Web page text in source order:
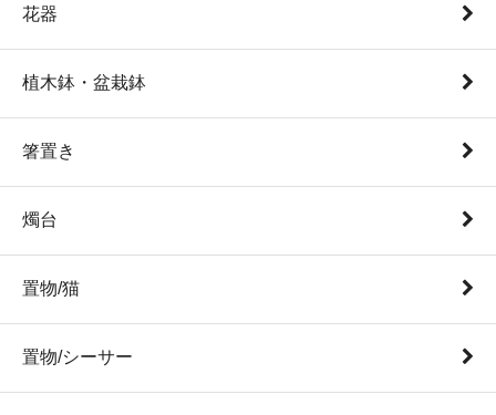
花器
植木鉢・盆栽鉢
箸置き
燭台
置物/猫
置物/シーサー